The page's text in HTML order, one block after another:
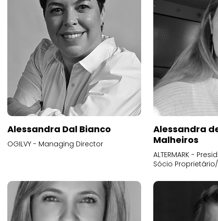
Alessandra Dal Bianco
OGILVY - Managing Director
Alessandra
Malheiros
ALTERMARK -
Sócio